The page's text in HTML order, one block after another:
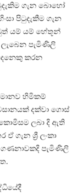
ගැන බොහෝ
පිටුදැකීම ගැන
යම් යම් හේතූන්
පැමිණිලි
කරන
හිමිකම්
දක්වා ගොස්
ලබා දි ඇති
ගැන ශ්‍රී ලංකා
පැමිණිලි